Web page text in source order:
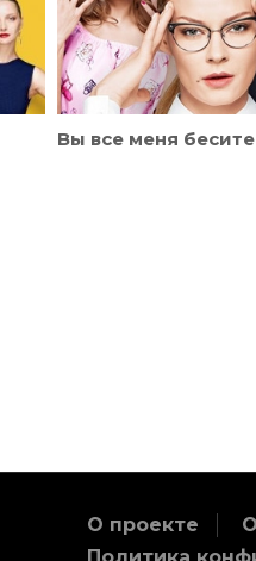
Вы все меня бесите
О проекте